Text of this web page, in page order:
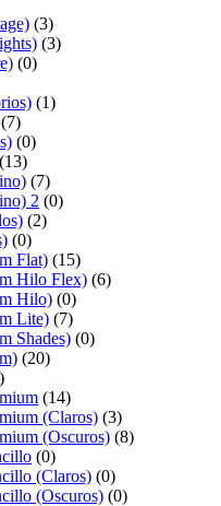
(3)
(3)
(0)
(1)
(7)
(0)
(13)
(7)
2 (0)
(2)
(0)
Flat) (15)
Hilo Flex) (6)
Hilo) (0)
Lite) (7)
Shades) (0)
(20)
(14)
(Claros) (3)
(Oscuros) (8)
(0)
(Claros) (0)
(Oscuros) (0)